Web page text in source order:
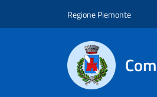
Regione Piemonte